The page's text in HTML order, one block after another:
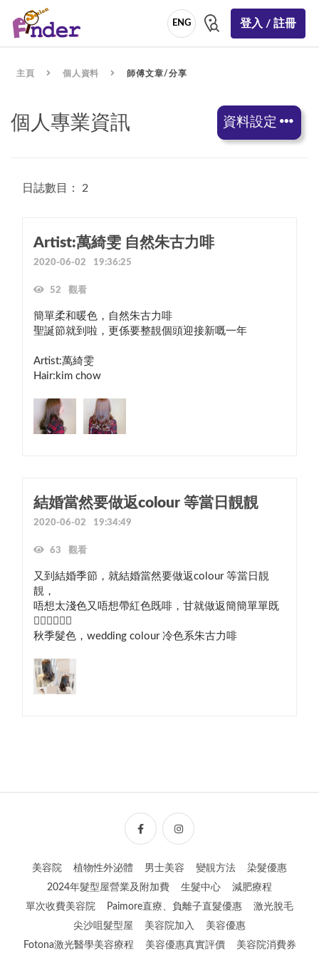
ENG 登入 / 註冊
主頁 個人資料 師傅文章/分享
個人專業資訊 資料設定
日誌數目： 2
Artist:萬綺雯 自然朱古力啡
2020-06-02 19:36:25
52 觀看
簡單柔和暖色，自然朱古力啡
聖誕節就到啦，更係要整靚個頭迎接新嘅一年
Artist:萬綺雯
Hair:kim chow
結婚當然要做返colour 等當日靚靚
2020-06-02 19:34:49
63 觀看
又到結婚季節，就結婚當然要做返colour 等當日靚
靚，
唔想太淺色又唔想帶紅色既啡，甘就做返簡簡單單既
👇🏼👇🏼👇🏼
秋季髮色，wedding colour 冷色系朱古力啡
美容院 植物性外泌體 男士美容 變靚方法
染髮優惠
2024年髮型屋營業及附加費
生髮中心
減肥療程
單次收費美容院
Paimore直療、負離子直髮優惠
激光脫毛
尖沙咀髮型屋
美容院加入
美容優惠
Fotona激光醫學美容療程
美容優惠真實評價 美容院消費券